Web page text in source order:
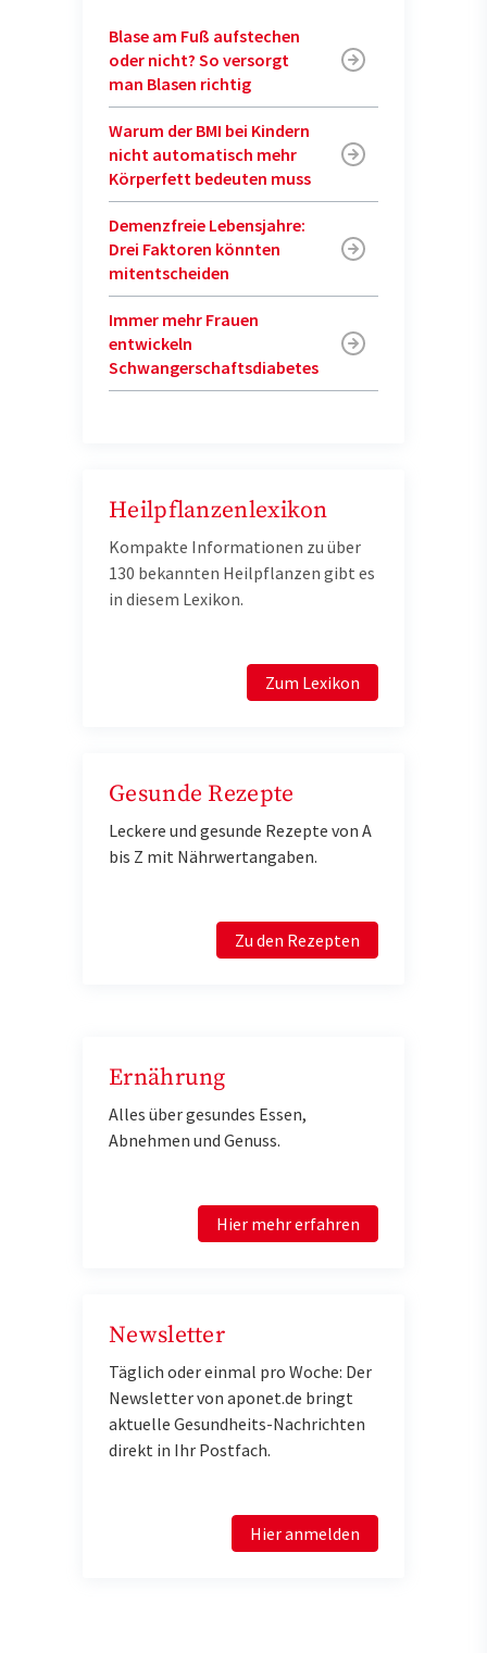
Blase am Fuß aufstechen
oder nicht? So versorgt
man Blasen richtig
Warum der BMI bei Kindern
nicht automatisch mehr
Körperfett bedeuten muss
Demenzfreie Lebensjahre:
Drei Faktoren könnten
mitentscheiden
Immer mehr Frauen
entwickeln
Schwangerschaftsdiabetes
Heilpflanzenlexikon
Kompakte Informationen zu über
130 bekannten Heilpflanzen gibt es
in diesem Lexikon.
Zum Lexikon
Gesunde Rezepte
Leckere und gesunde Rezepte von A
bis Z mit Nährwertangaben.
Zu den Rezepten
Ernährung
Alles über gesundes Essen,
Abnehmen und Genuss.
Hier mehr erfahren
Newsletter
Täglich oder einmal pro Woche: Der
Newsletter von aponet.de bringt
aktuelle Gesundheits-Nachrichten
direkt in Ihr Postfach.
Hier anmelden